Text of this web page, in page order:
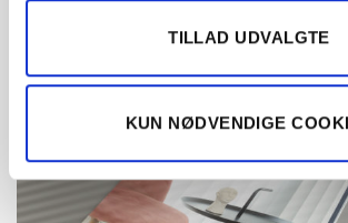
TILLAD UDVALGTE
KUN NØDVENDIGE